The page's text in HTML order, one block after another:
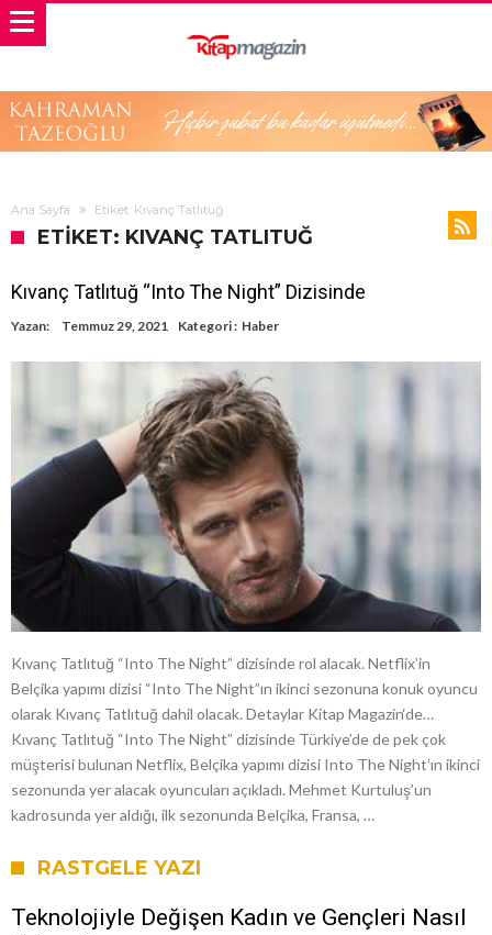
Ana Sayfa Etiket: Kıvanç Tatlıtuğ
ETIKET: KIVANÇ TATLITUĞ
Kıvanç Tatlıtuğ “Into The Night” Dizisinde
Yazan: Temmuz 29, 2021 Kategori : Haber
Kıvanç Tatlıtuğ “Into The Night” dizisinde rol alacak. Netflix’in
Belçika yapımı dizisi “Into The Night”ın ikinci sezonuna konuk oyuncu
olarak Kıvanç Tatlıtuğ dahil olacak. Detaylar Kitap Magazin‘de…
Kıvanç Tatlıtuğ “Into The Night” dizisinde Türkiye’de de pek çok
müşterisi bulunan Netflix, Belçika yapımı dizisi Into The Night’ın ikinci
sezonunda yer alacak oyuncuları açıkladı. Mehmet Kurtuluş’un
kadrosunda yer aldığı, ilk sezonunda Belçika, Fransa, …
RASTGELE YAZI
Teknolojiyle Değişen Kadın ve Gençleri Nasıl